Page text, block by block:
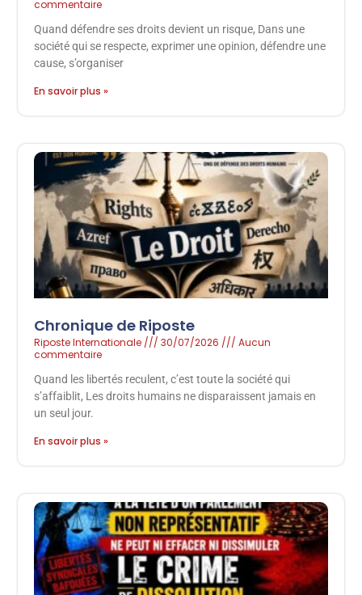
commentaire
Quand défendre ses droits devient un risque, Dans une
société qui se respecte, exprimer une opinion, défendre une
cause, s’organiser
En savoir plus »
Chronique de Riposte
Riposte Internationale 30/07/2026
Aucun
commentaire
Quand les libertés reculent, c’est toute la société qui
s’affaiblit, Les droits humains ne disparaissent jamais en
un seul jour.
En savoir plus »